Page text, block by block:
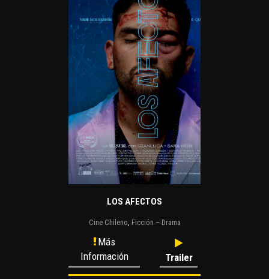
LOS AFECTOS
Cine Chileno, Ficción – Drama
Más
Información
Trailer